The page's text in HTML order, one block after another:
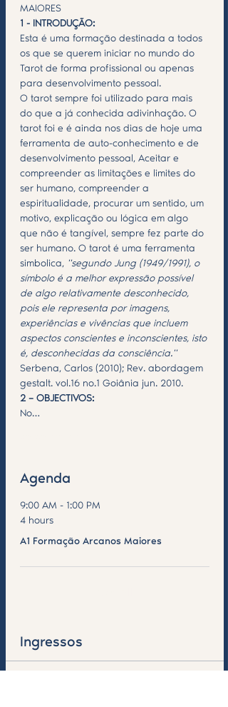
MAIORES
1 - INTRODUÇÃO:
Esta é uma formação destinada a todos
os que se querem iniciar no mundo do
Tarot de forma profissional ou apenas
para desenvolvimento pessoal.
O tarot sempre foi utilizado para mais
do que a já conhecida adivinhação. O
tarot foi e é ainda nos dias de hoje uma
ferramenta de auto-conhecimento e de
desenvolvimento pessoal, Aceitar e
compreender as limitações e limites do
ser humano, compreender a
espiritualidade, procurar um sentido, um
motivo, explicação ou lógica em algo
que não é tangível, sempre fez parte do
ser humano. O tarot é uma ferramenta
simbolica, ''segundo Jung (1949/1991), o
símbolo é a melhor expressão possível
de algo relativamente desconhecido,
pois ele representa por imagens,
experiências e vivências que incluem
aspectos conscientes e inconscientes, isto
é, desconhecidas da consciência.''
Serbena, Carlos (2010); Rev. abordagem
gestalt. vol.16 no.1 Goiânia jun. 2010.
2 – OBJECTIVOS:
No…
Agenda
9:00 AM - 1:00 PM
4 hours
A1 Formação Arcanos Maiores
Ingressos